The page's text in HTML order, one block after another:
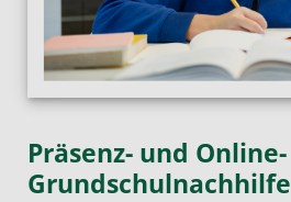
Präsenz- und Online-
Grundschulnachhilfe